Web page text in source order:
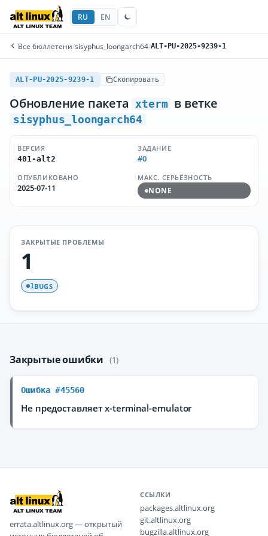
RU EN
Все бюллетени/sisyphus_loongarch64/ALT-PU-2025-9239-1
ALT-PU-2025-9239-1 Скопировать
Обновление пакета xterm в ветке
sisyphus_loongarch64
ВЕРСИЯ
401-alt2
ЗАДАНИЕ
#0
ОПУБЛИКОВАНО
2025-07-11
МАКС. СЕРЬЁЗНОСТЬ
NONE
ЗАКРЫТЫЕ ПРОБЛЕМЫ
1
1BUGS
Закрытые ошибки (1)
Ошибка #45560
Не предоставляет x-terminal-emulator
errata.altlinux.org — открытый
ССЫЛКИ
packages.altlinux.org
git.altlinux.org
bugzilla.altlinux.org